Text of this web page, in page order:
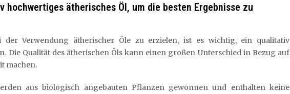
hochwertiges ätherisches Öl, um die besten Ergebnisse zu
der Verwendung ätherischer Öle zu erzielen, ist es wichtig, ein qualitativ
Die Qualität des ätherischen Öls kann einen großen Unterschied in Bezug auf
machen.
aus biologisch angebauten Pflanzen gewonnen und enthalten keine